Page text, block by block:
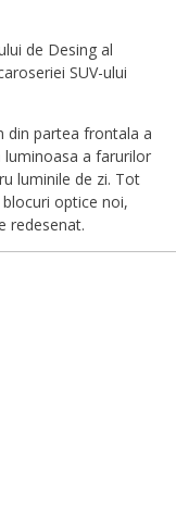
de Desing al
SUV-ului
din partea frontala a
a farurilor
luminile de zi. Tot
optice noi,
redesenat.